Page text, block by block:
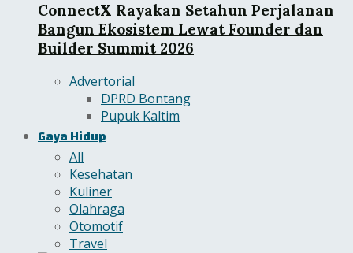
ConnectX Rayakan Setahun Perjalanan
Bangun Ekosistem Lewat Founder dan
Builder Summit 2026
Advertorial
DPRD Bontang
Pupuk Kaltim
Gaya Hidup
All
Kesehatan
Kuliner
Olahraga
Otomotif
Travel